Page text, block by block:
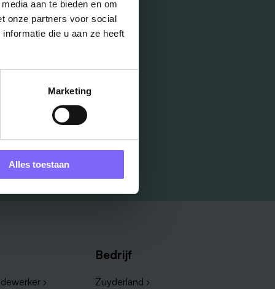
aan te bieden en om
onze partners voor social
die u aan ze heeft
Marketing
Alles toestaan
›
Bedrijf
Zuyderland ›